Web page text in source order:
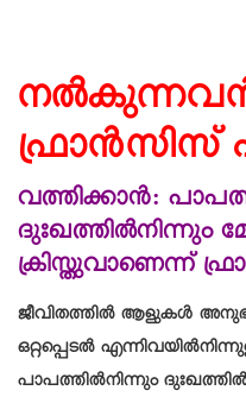
ഫ്രാൻസിസ്
വത്തിക്കാന്‍:
ക്രിസ്തുവാണെന്ന്
ജീവിതത്തിൽ ആളുകൾ
ഒറ്റപ്പെടൽ
പാപത്തിൽനിന്നും